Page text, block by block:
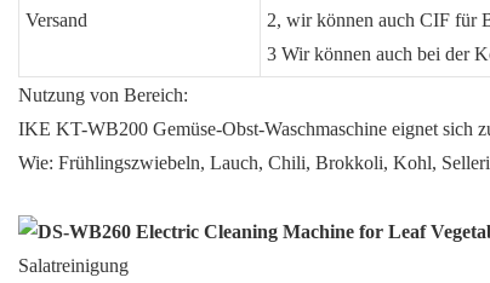
Versand
2, wir können auch CIF für
3 Wir können auch bei der
Nutzung von Bereich:
IKE KT-WB200 Gemüse-Obst-Waschmaschine eignet sich
Wie: Frühlingszwiebeln, Lauch, Chili, Brokkoli, Kohl,
Salatreinigung